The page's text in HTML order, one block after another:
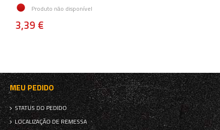
Produto não disponível
3,39 €
MEU PEDIDO
STATUS DO PEDIDO
LOCALIZAÇÃO DE REMESSA